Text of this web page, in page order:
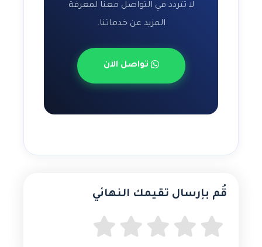
لا تتردد في التواصل معنا لمعرفة
المزيد عن خدماتنا.
تواصل الآن
قُم بإرسال تقيمك النهائي